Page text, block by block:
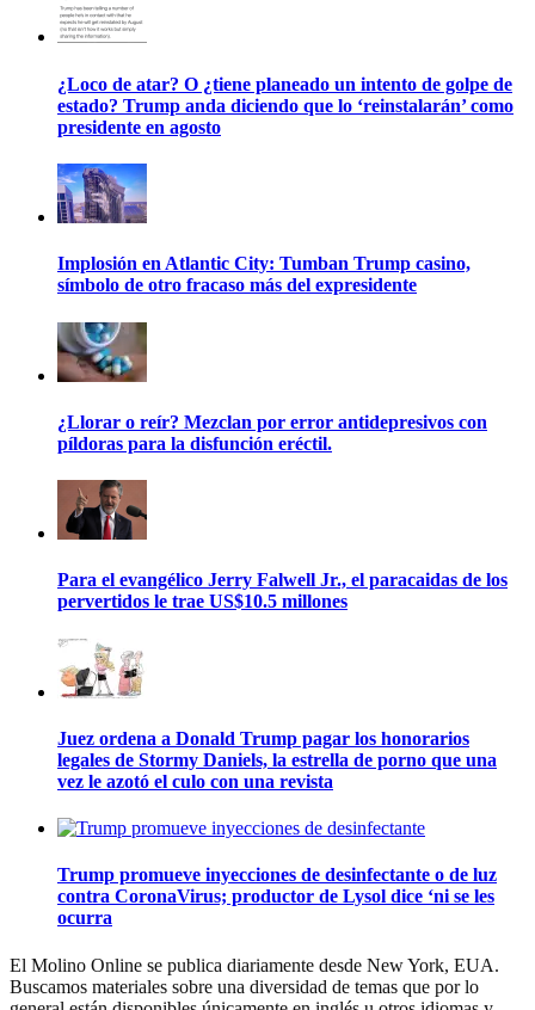
¿Loco de atar? O ¿tiene planeado un intento de golpe de
estado? Trump anda diciendo que lo ‘reinstalarán’ como
presidente en agosto
Implosión en Atlantic City: Tumban Trump casino,
símbolo de otro fracaso más del expresidente
¿Llorar o reír? Mezclan por error antidepresivos con
píldoras para la disfunción eréctil.
Para el evangélico Jerry Falwell Jr., el paracaidas de los
pervertidos le trae US$10.5 millones
Juez ordena a Donald Trump pagar los honorarios
legales de Stormy Daniels, la estrella de porno que una
vez le azotó el culo con una revista
Trump promueve inyecciones de desinfectante o de luz
contra CoronaVirus; productor de Lysol dice ‘ni se les
ocurra
El Molino Online se publica diariamente desde New York, EUA.
Buscamos materiales sobre una diversidad de temas que por lo